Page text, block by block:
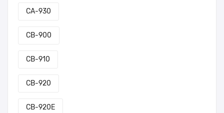
CA-930
CB-900
CB-910
CB-920
CB-920E